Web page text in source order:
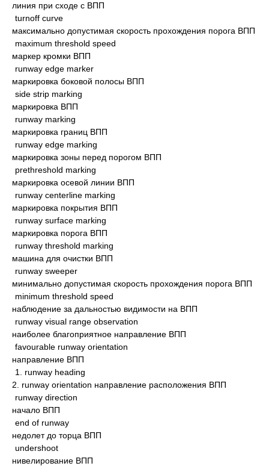
линия при сходе с ВПП
turnoff curve
максимально допустимая скорость прохождения порога ВПП
maximum threshold speed
маркер кромки ВПП
runway edge marker
маркировка боковой полосы ВПП
side strip marking
маркировка ВПП
runway marking
маркировка границ ВПП
runway edge marking
маркировка зоны перед порогом ВПП
prethreshold marking
маркировка осевой линии ВПП
runway centerline marking
маркировка покрытия ВПП
runway surface marking
маркировка порога ВПП
runway threshold marking
машина для очистки ВПП
runway sweeper
минимально допустимая скорость прохождения порога ВПП
minimum threshold speed
наблюдение за дальностью видимости на ВПП
runway visual range observation
наиболее благоприятное направление ВПП
favourable runway orientation
направление ВПП
1. runway heading
2. runway orientation направление расположения ВПП
runway direction
начало ВПП
end of runway
недолет до торца ВПП
undershoot
нивелирование ВПП